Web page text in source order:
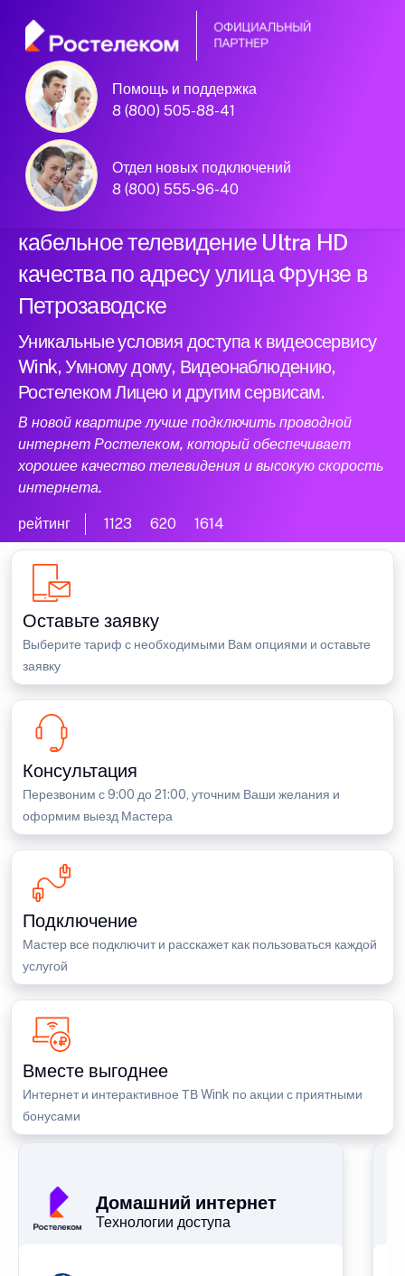
Помощь и поддержка
8 (800) 505-88-41
Отдел новых подключений
8 (800) 555-96-40
Официальный
партнер Ростелеком
Подключили новый интернет и
кабельное телевидение Ultra HD
качества по адресу улица Фрунзе в
Петрозаводске
Уникальные условия доступа к видеосервису
Wink, Умному дому, Видеонаблюдению,
Ростелеком Лицею и другим сервисам.
В новой квартире лучше подключить проводной
интернет Ростелеком, который обеспечивает
хорошее качество телевидения и высокую скорость
интернета.
рейтинг 1123 620 1614
Оставьте заявку
Выберите тариф с необходимыми Вам опциями и оставьте
заявку
Консультация
Перезвоним с 9:00 до 21:00, уточним Ваши желания и
оформим выезд Мастера
Подключение
Мастер все подключит и расскажет как пользоваться каждой
услугой
Вместе выгоднее
Интернет и интерактивное ТВ Wink по акции с приятными
бонусами
Домашний интернет
Технологии доступа